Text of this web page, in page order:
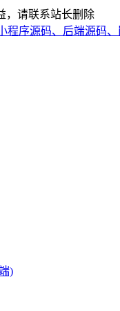
，请联系站长删除
序源码、后端源码、
)